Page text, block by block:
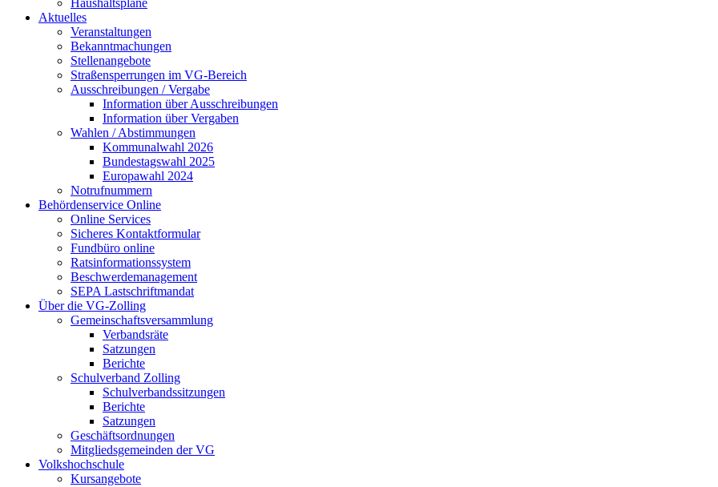
Haushaltspläne
Aktuelles
Veranstaltungen
Bekanntmachungen
Stellenangebote
Straßensperrungen im VG-Bereich
Ausschreibungen / Vergabe
Information über Ausschreibungen
Information über Vergaben
Wahlen / Abstimmungen
Kommunalwahl 2026
Bundestagswahl 2025
Europawahl 2024
Notrufnummern
Behördenservice Online
Online Services
Sicheres Kontaktformular
Fundbüro online
Ratsinformationssystem
Beschwerdemanagement
SEPA Lastschriftmandat
Über die VG-Zolling
Gemeinschaftsversammlung
Verbandsräte
Satzungen
Berichte
Schulverband Zolling
Schulverbandssitzungen
Berichte
Satzungen
Geschäftsordnungen
Mitgliedsgemeinden der VG
Volkshochschule
Kursangebote